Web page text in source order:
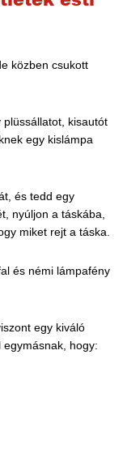
közben csukott
plüssállatot, kisautót
egy kislámpa
és tedd egy
nyúljon a táskába,
miket rejt a táska.
és némi lámpafény
egy kiváló
hogy: